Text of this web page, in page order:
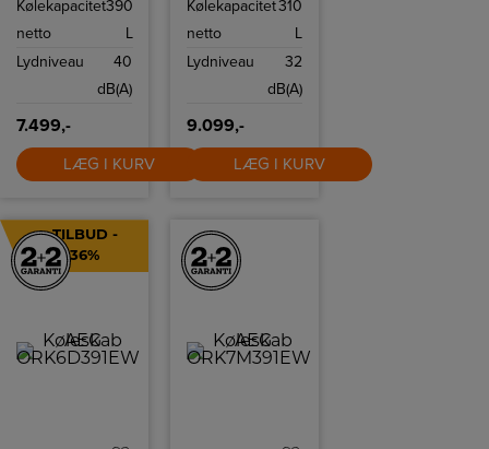
Kølekapacitet
netto
390
L
Lydniveau
40
dB(A)
7.499,-
LÆG I KURV
teknologi,
og genanvendt
optimal
med omtanke for
Kølekapacitet
netto
310
L
Lydniveau
32
dB(A)
9.099,-
LÆG I KURV
TILBUD -
36%